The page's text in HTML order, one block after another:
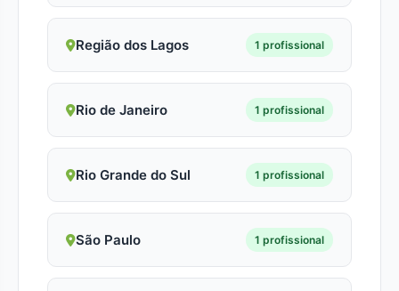
Região dos Lagos 1 profissional
Rio de Janeiro 1 profissional
Rio Grande do Sul 1 profissional
São Paulo 1 profissional